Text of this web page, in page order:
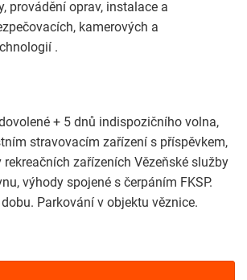
provádění oprav, instalace a
kamerových a
.
+ 5 dnů indispozičního volna,
stravovacím zařízení s příspěvkem,
zařízeních Vězeňské služby
výhody spojené s čerpáním FKSP.
Parkování v objektu věznice.